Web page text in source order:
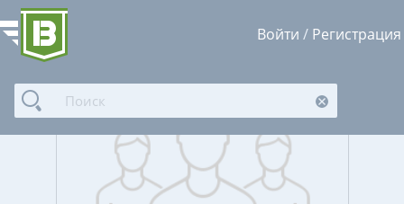
Войти / Регистрация